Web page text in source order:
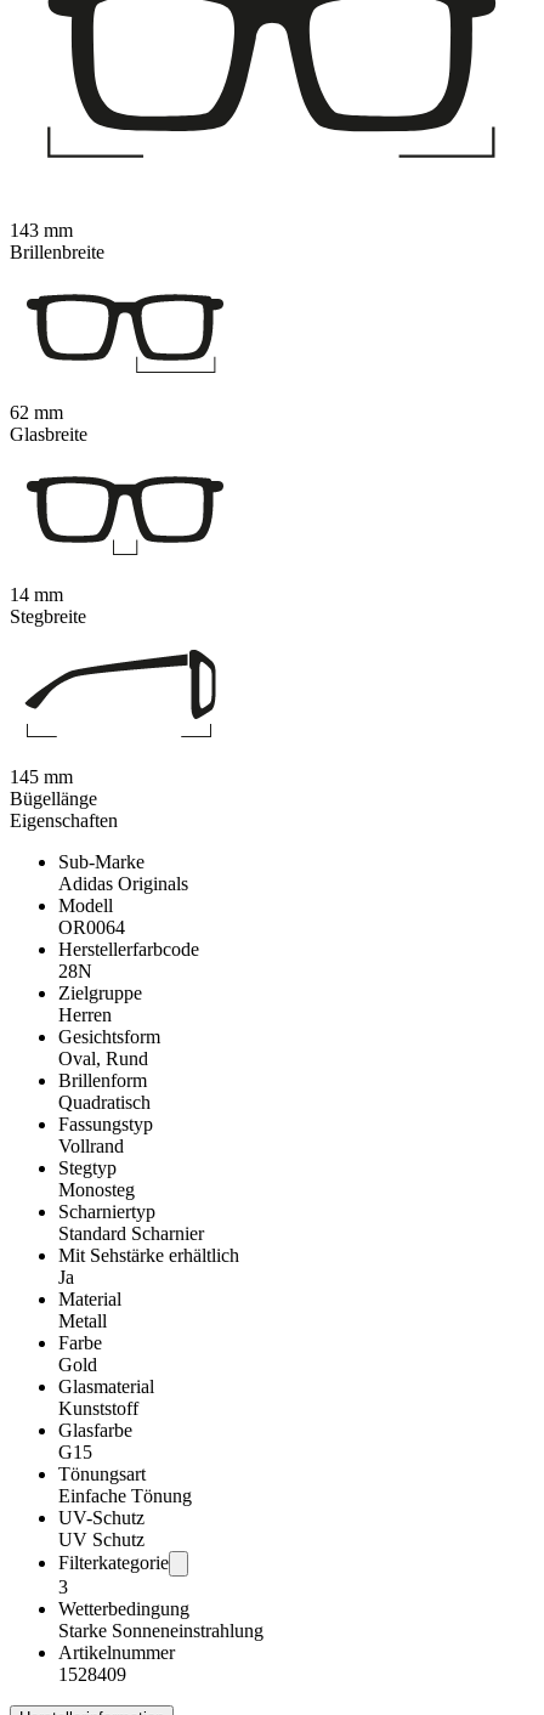
Eigenschaften
Sub-Marke
Adidas Originals
Modell
OR0064
Herstellerfarbcode
28N
Zielgruppe
Herren
Gesichtsform
Oval, Rund
Brillenform
Quadratisch
Fassungstyp
Vollrand
Stegtyp
Monosteg
Scharniertyp
Standard Scharnier
Mit Sehstärke erhältlich
Ja
Material
Metall
Farbe
Gold
Glasmaterial
Kunststoff
Glasfarbe
G15
Tönungsart
Einfache Tönung
UV-Schutz
UV Schutz
Filterkategorie
3
Wetterbedingung
Starke Sonneneinstrahlung
Artikelnummer
1528409
143 mm
Brillenbreite
62 mm
Glasbreite
14 mm
Stegbreite
145 mm
Bügellänge